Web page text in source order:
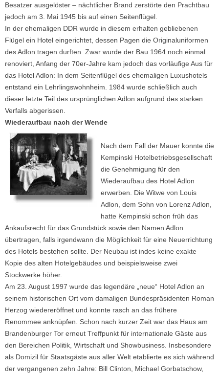
Besatzer ausgelöster – nächtlicher Brand zerstörte den Prachtbau
jedoch am 3. Mai 1945 bis auf einen Seitenflügel.
In der ehemaligen DDR wurde in diesem erhalten gebliebenen
Flügel ein Hotel eingerichtet, dessen Pagen die Originaluniformen
des Adlon tragen durften. Zwar wurde der Bau 1964 noch einmal
renoviert, Anfang der 70er-Jahre kam jedoch das vorläufige Aus für
das Hotel Adlon: In dem Seitenflügel des ehemaligen Luxushotels
entstand ein Lehrlingswohnheim. 1984 wurde schließlich auch
dieser letzte Teil des ursprünglichen Adlon aufgrund des starken
Verfalls abgerissen.
Wiederaufbau nach der Wende
Nach dem Fall der Mauer konnte die
Kempinski Hotelbetriebsgesellschaft
die Genehmigung für den
Wiederaufbau des Hotel Adlon
erwerben. Die Witwe von Louis
Adlon, dem Sohn von Lorenz Adlon,
hatte Kempinski schon früh das
Ankaufsrecht für das Grundstück sowie den Namen Adlon
übertragen, falls irgendwann die Möglichkeit für eine Neuerrichtung
des Hotels bestehen sollte. Der Neubau ist indes keine exakte
Kopie des alten Hotelgebäudes und beispielsweise zwei
Stockwerke höher.
Am 23. August 1997 wurde das legendäre „neue“ Hotel Adlon an
seinem historischen Ort vom damaligen Bundespräsidenten Roman
Herzog wiedereröffnet und konnte rasch an das frühere
Renommee anknüpfen. Schon nach kurzer Zeit war das Haus am
Brandenburger Tor erneut Treffpunkt für internationale Gäste aus
den Bereichen Politik, Wirtschaft und Showbusiness. Insbesondere
als Domizil für Staatsgäste aus aller Welt etablierte es sich während
der vergangenen zehn Jahre: Bill Clinton, Michael Gorbatschow,